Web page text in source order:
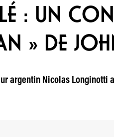
: UN
» DE
argentin Nicolas Longinotti